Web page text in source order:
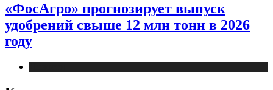
«ФосАгро» прогнозирует выпуск
удобрений свыше 12 млн тонн в 2026
году